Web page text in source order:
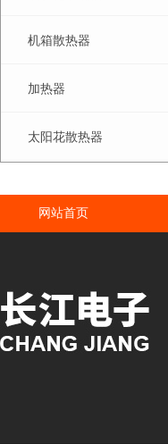
机箱散热器
加热器
太阳花散热器
网站首页